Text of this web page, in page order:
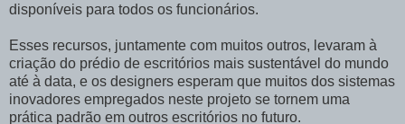
disponíveis para todos os funcionários.
Esses recursos, juntamente com muitos outros, levaram à
criação do prédio de escritórios mais sustentável do mundo
até à data, e os designers esperam que muitos dos sistemas
inovadores empregados neste projeto se tornem uma
prática padrão em outros escritórios no futuro.